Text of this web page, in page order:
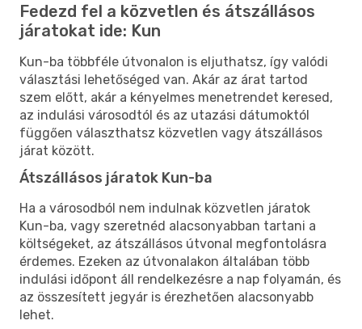
Fedezd fel a közvetlen és átszállásos
járatokat ide: Kun
Kun-ba többféle útvonalon is eljuthatsz, így valódi
választási lehetőséged van. Akár az árat tartod
szem előtt, akár a kényelmes menetrendet keresed,
az indulási városodtól és az utazási dátumoktól
függően választhatsz közvetlen vagy átszállásos
járat között.
Átszállásos járatok Kun-ba
Ha a városodból nem indulnak közvetlen járatok
Kun-ba, vagy szeretnéd alacsonyabban tartani a
költségeket, az átszállásos útvonal megfontolásra
érdemes. Ezeken az útvonalakon általában több
indulási időpont áll rendelkezésre a nap folyamán, és
az összesített jegyár is érezhetően alacsonyabb
lehet.